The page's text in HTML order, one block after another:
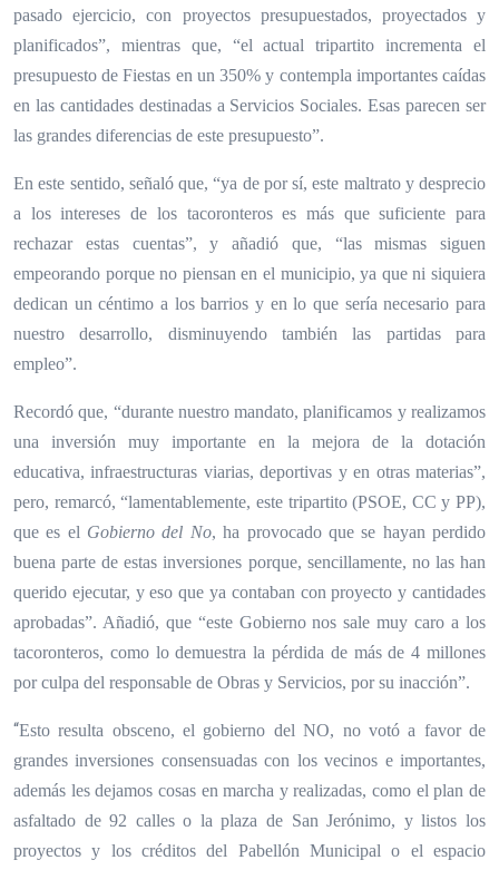
pasado ejercicio, con proyectos presupuestados, proyectados y
planificados”, mientras que, “el actual tripartito incrementa el
presupuesto de Fiestas en un 350% y contempla importantes caídas
en las cantidades destinadas a Servicios Sociales. Esas parecen ser
las grandes diferencias de este presupuesto”.
En este sentido, señaló que, “ya de por sí, este maltrato y desprecio
a los intereses de los tacoronteros es más que suficiente para
rechazar estas cuentas”, y añadió que, “las mismas siguen
empeorando porque no piensan en el municipio, ya que ni siquiera
dedican un céntimo a los barrios y en lo que sería necesario para
nuestro desarrollo, disminuyendo también las partidas para
empleo”.
Recordó que, “durante nuestro mandato, planificamos y realizamos
una inversión muy importante en la mejora de la dotación
educativa, infraestructuras viarias, deportivas y en otras materias”,
pero, remarcó, “lamentablemente, este tripartito (PSOE, CC y PP),
que es el Gobierno del No, ha provocado que se hayan perdido
buena parte de estas inversiones porque, sencillamente, no las han
querido ejecutar, y eso que ya contaban con proyecto y cantidades
aprobadas”. Añadió, que “este Gobierno nos sale muy caro a los
tacoronteros, como lo demuestra la pérdida de más de 4 millones
por culpa del responsable de Obras y Servicios, por su inacción”.
“Esto resulta obsceno, el gobierno del NO, no votó a favor de
grandes inversiones consensuadas con los vecinos e importantes,
además les dejamos cosas en marcha y realizadas, como el plan de
asfaltado de 92 calles o la plaza de San Jerónimo, y listos los
proyectos y los créditos del Pabellón Municipal o el espacio